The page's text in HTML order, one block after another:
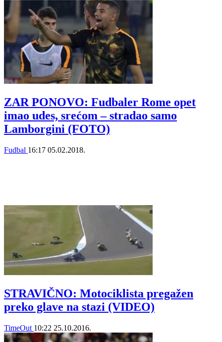
ZAR PONOVO: Fudbaler Rome opet
imao udes, srećom – stradao samo
Lamborgini (FOTO)
Fudbal 16:17 05.02.2018.
STRAVIČNO: Motociklista pregažen
preko glave na stazi (VIDEO)
TimeOut 10:22 25.10.2016.